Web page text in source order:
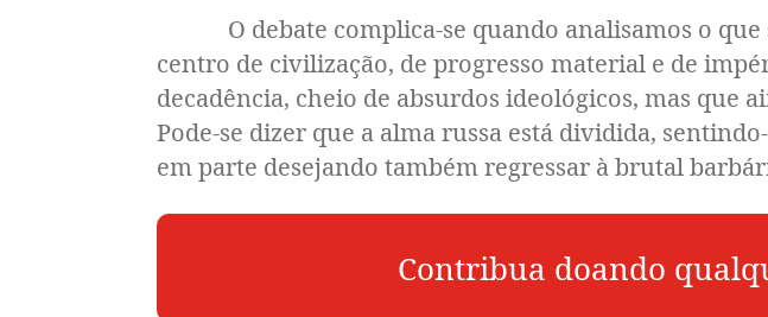
O debate complica-se quando analisamos o que
centro de civilização, de progresso material e de
decadência, cheio de absurdos ideológicos, mas que
Pode-se dizer que a alma russa está dividida,
em parte desejando também regressar à brutal
Contribua doando